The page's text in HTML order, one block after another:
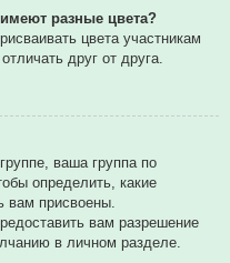
разные цвета?
цвета участникам
друг от друга.
ваша группа по
определить, какие
вам присвоены.
вам разрешение
в личном разделе.